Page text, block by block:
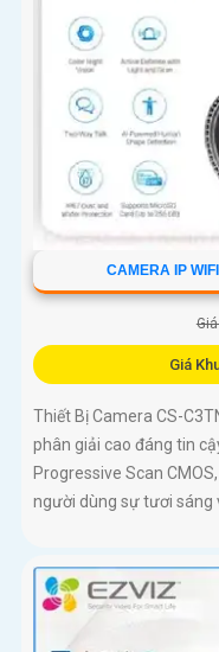
CAMERA IP
Giá
Thiết Bị Camera CS-
phân giải cao đáng tin
Progressive Scan
người dùng sự tươi sáng